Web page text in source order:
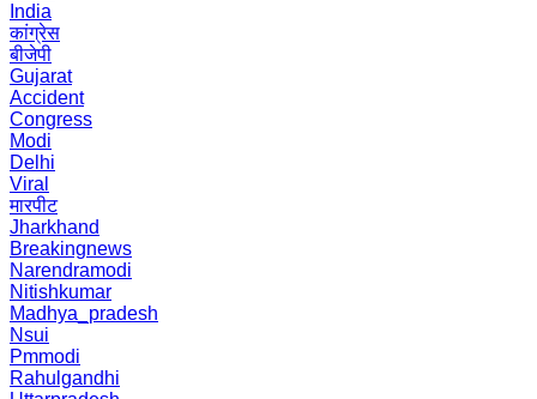
India
कांग्रेस
बीजेपी
Gujarat
Accident
Congress
Modi
Delhi
Viral
मारपीट
Jharkhand
Breakingnews
Narendramodi
Nitishkumar
Madhya_pradesh
Nsui
Pmmodi
Rahulgandhi